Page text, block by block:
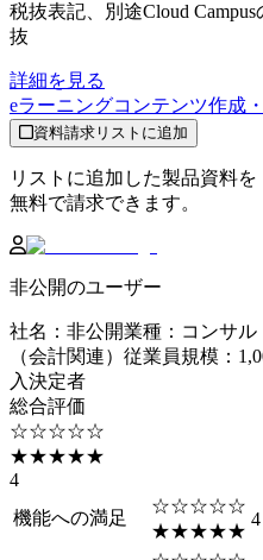
税抜表記、別途Cloud
抜
詳細を見る
eラーニングコンテンツ作成
資料請求リストに追加
リストに追加した製品資料を
無料で請求できます。
非公開のユーザー
社名 ： 非公開業種 ： コンサル
（会計関連） 従業員規模 ：
入決定者
総合評価
☆☆☆☆☆
★★★★★
4
機能への満足
☆☆☆☆☆
★★★★★
4